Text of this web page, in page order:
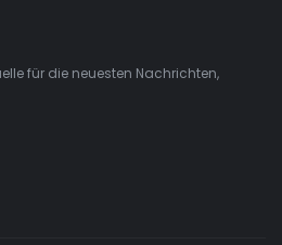
für die neuesten Nachrichten,